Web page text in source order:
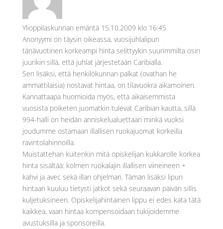
Ylioppilaskunnan emäntä 15.10.2009 klo 16:45
Anonyymi on täysin oikeassa, vuosijuhlalipun
tänävuotinen korkeampi hinta selittyykin suurimmilta osin
juurikin sillä, että juhlat järjestetään Caribialla.
Sen lisäksi, että henkilökunnan palkat (ovathan he
ammattilaisia) nostavat hintaa, on tilavuokra aikamoinen.
Kannattaapa huomioida myös, että aikaisemmista
vuosista poiketen juomatkin tulevat Caribian kautta, sillä
994-halli on heidän anniskelualuettaan minkä vuoksi
joudumme ostamaan illallisen ruokajuomat korkeilla
ravintolahinnoilla.
Muistattehan kuitenkin mitä opiskelijan kukkarolle korkea
hinta sisältää: kolmen ruokalajin illallisen viineineen +
kahvi ja avec sekä illan ohjelman. Tämän lisäksi lipun
hintaan kuuluu tietysti jatkot sekä seuraavan päivän sillis
kuljetuksineen. Opiskelijahintainen lippu ei edes kata tätä
kaikkea, vaan hintaa kompensoidaan tukijoidemme
avustuksilla ja sponsoreilla.